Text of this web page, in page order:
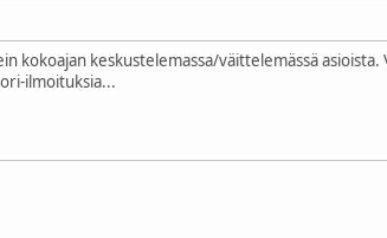
keskustelemassa/väittelemässä asioista.
ilmoituksia...